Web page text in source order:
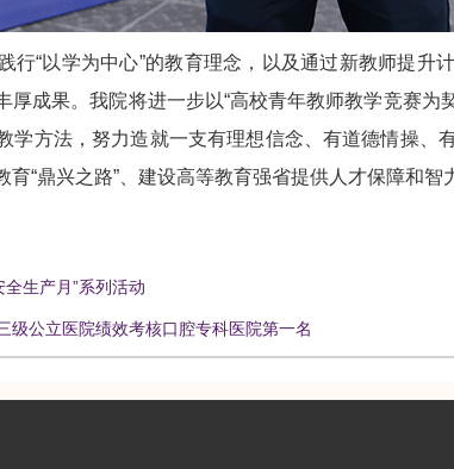
“以学为中心”的教育理念，以及通过新教师提升
厚成果。我院将进一步以“高校青年教师教学竞赛为
学方法，努力造就一支有理想信念、有道德情操、
“鼎兴之路”、建设高等教育强省提供人才保障和智
生产月”系列活动
公立医院绩效考核口腔专科医院第一名